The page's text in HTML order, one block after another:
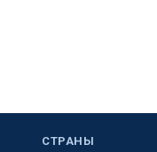
СТРАНЫ